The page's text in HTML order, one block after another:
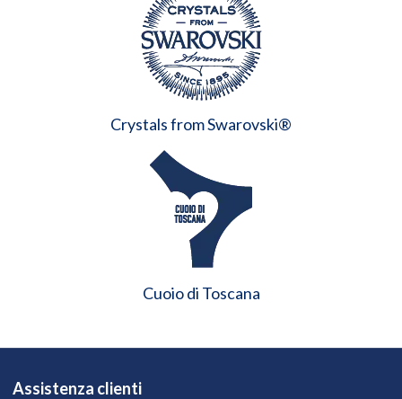
Crystals from Swarovski®
Cuoio di Toscana
Assistenza clienti